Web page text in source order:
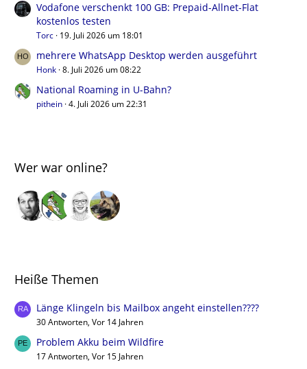
Vodafone verschenkt 100 GB: Prepaid-Allnet-Flat
kostenlos testen
Torc 19. Juli 2026 um 18:01
mehrere WhatsApp Desktop werden ausgeführt
Honk 8. Juli 2026 um 08:22
National Roaming in U-Bahn?
pithein 4. Juli 2026 um 22:31
Wer war online?
Heiße Themen
Länge Klingeln bis Mailbox angeht einstellen????
30 Antworten, Vor 14 Jahren
Problem Akku beim Wildfire
17 Antworten, Vor 15 Jahren